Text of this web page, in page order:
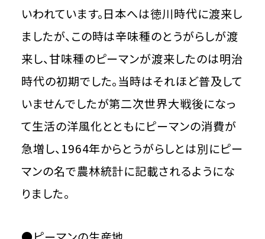
いわれています。日本へは徳川時代に渡来し
ましたが、この時は辛味種のとうがらしが渡
来し、甘味種のピーマンが渡来したのは明治
時代の初期でした。当時はそれほど普及して
いませんでしたが第二次世界大戦後になっ
て生活の洋風化とともにピーマンの消費が
急増し、1964年からとうがらしとは別にピー
マンの名で農林統計に記載されるようにな
りました。